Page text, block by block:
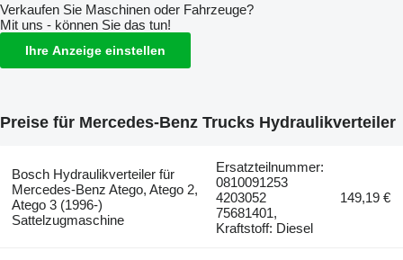
Verkaufen Sie Maschinen oder Fahrzeuge?
Mit uns - können Sie das tun!
Ihre Anzeige einstellen
Preise für Mercedes-Benz Trucks Hydraulikverteiler
Bosch Hydraulikverteiler für
Mercedes-Benz Atego, Atego 2,
Atego 3 (1996-)
Sattelzugmaschine
Ersatzteilnummer:
0810091253
4203052
75681401,
Kraftstoff: Diesel
149,19 €